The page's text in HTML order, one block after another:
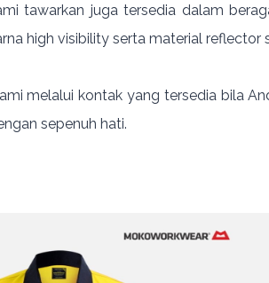
tawarkan juga tersedia dalam
high visibility serta material
melalui kontak yang tersedia bila
sepenuh hati.